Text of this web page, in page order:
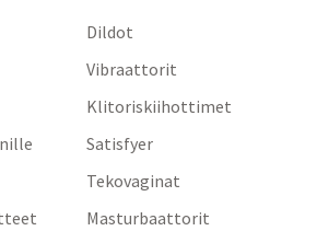
Dildot
Vibraattorit
Klitoriskiihottimet
Satisfyer
Tekovaginat
Masturbaattorit